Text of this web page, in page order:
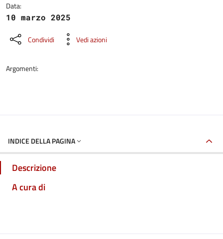
Data:
10 marzo 2025
Condividi Vedi azioni
Argomenti:
INDICE DELLA PAGINA
Descrizione
A cura di